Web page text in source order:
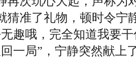
猜准了礼物，顿时令宁
趣哦，完全知道我要
一局”，宁静突然献上